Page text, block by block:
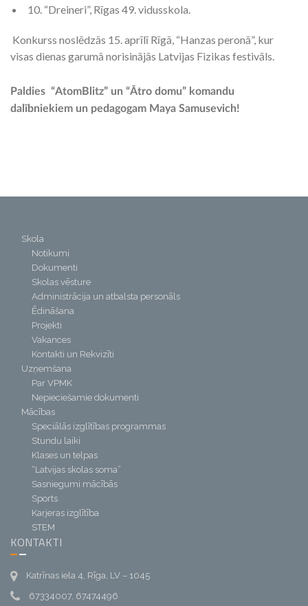
10. “Dreineri”, Rīgas 49. vidusskola.
Konkurss noslēdzās 15. aprīlī Rīgā, “Hanzas peronā”, kur
visas dienas garumā norisinājās Latvijas Fizikas festivāls.
Paldies “AtomBlitz” un “Ātro domu” komandu
dalībniekiem un pedagogam Maya Samusevich!
Skola
Notikumi
Dokumenti
Skolas vēsture
Administrācija un atbalsta personāls
Ēdināšana
Projekti
Vakances
Kontakti un Rekvizīti
Uzņemšana
Par VPMK
Nepieciešamie dokumenti
Mācības
Speciālās izglītības programmas
Stundu laiki
Klases un telpas
“Latvijas skolas soma”
Sasniegumi mācībās
Sports
Karjeras izglītība
STEM
KONTAKTI
Katrīnas iela 4, Rīga, LV – 1045
67334007, 67474496